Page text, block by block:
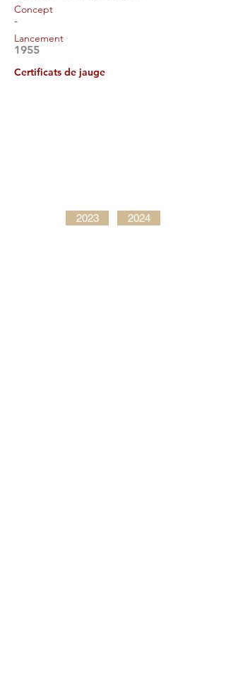
Concept
-
Lancement
1955
Certificats de jauge
2023 2024